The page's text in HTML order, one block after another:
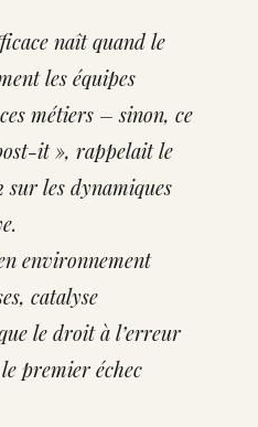
naît quand le
les équipes
métiers – sinon, ce
it », rappelait le
les dynamiques
environnement
catalyse
le droit à l’erreur
le premier échec